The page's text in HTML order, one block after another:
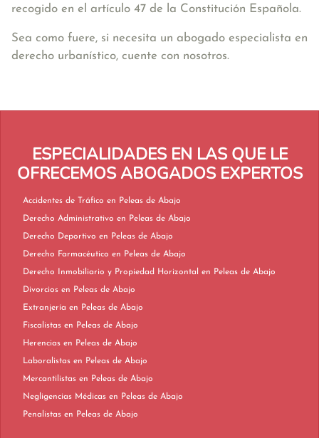
recogido en el artículo 47 de la Constitución Española.
Sea como fuere, si necesita un abogado especialista en
derecho urbanístico, cuente con nosotros.
ESPECIALIDADES EN LAS QUE LE
OFRECEMOS ABOGADOS EXPERTOS
Accidentes de Tráfico en Peleas de Abajo
Derecho Administrativo en Peleas de Abajo
Derecho Deportivo en Peleas de Abajo
Derecho Farmacéutico en Peleas de Abajo
Derecho Inmobiliario y Propiedad Horizontal en Peleas de Abajo
Divorcios en Peleas de Abajo
Extranjería en Peleas de Abajo
Fiscalistas en Peleas de Abajo
Herencias en Peleas de Abajo
Laboralistas en Peleas de Abajo
Mercantilistas en Peleas de Abajo
Negligencias Médicas en Peleas de Abajo
Penalistas en Peleas de Abajo